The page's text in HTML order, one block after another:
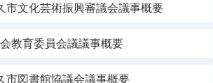
市文化芸術振興審議会議事概要
教育委員会議議事概要
市図書館協議会議事概要